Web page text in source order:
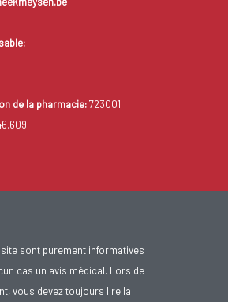
de la pharmacie:723001
sont purement informatives
cas un avis médical. Lors de
vous devez toujours lire la